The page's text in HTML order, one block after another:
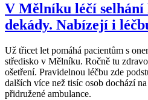
V Mělníku léčí
dekády. Nabízejí i
Už třicet let pomáhá pacientům s
středisko v Mělníku. Ročně tu
ošetření. Pravidelnou léčbu zde
dalších více než tisíc osob dochází
přidružené ambulance.